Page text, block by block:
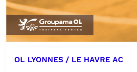
OL LYONNES / LE HAVRE AC